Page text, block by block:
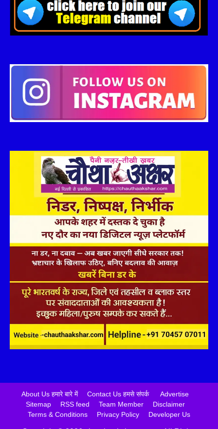
About Us हमारे बारे में Contact Us हमसे संपर्क
Advertise
Sitemap
RSS feed Team Member
Disclaimer
Terms & Conditions
Privacy Policy Developer Us